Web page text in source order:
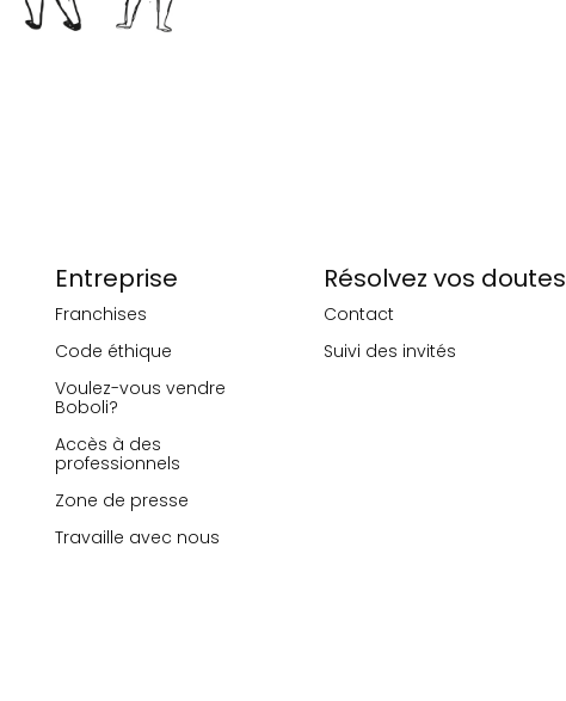
Entreprise
Franchises
Code éthique
Voulez-vous vendre
Boboli?
Accès à des
professionnels
Zone de presse
Travaille avec nous
Résolvez vos doutes
Contact
Suivi des invités